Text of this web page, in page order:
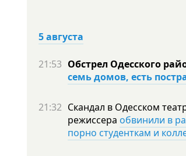
5 августа
21:53 Обстрел Одесского
семь домов, есть
21:32 Скандал в Одесском
режиссера обвинили в
порно студенткам и